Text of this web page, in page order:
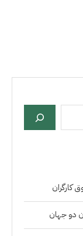
دو جهان